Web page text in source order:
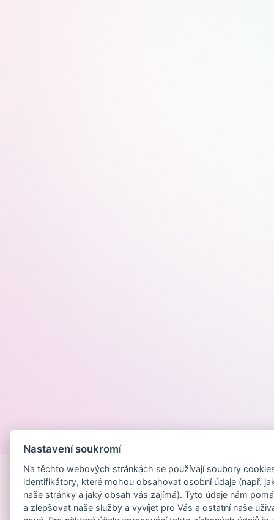
Nastavení soukromí
Na těchto webových stránkách se používají soubory
identifikátory, které mohou obsahovat osobní údaje (např.
naše stránky a jaký obsah vás zajímá). Tyto údaje nám
a zlepšovat naše služby a vyvíjet pro Vás a ostatní naše